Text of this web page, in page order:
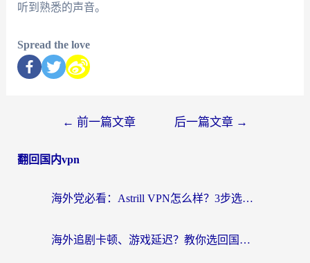
听到熟悉的声音。
Spread the love
← 前一篇文章 后一篇文章 →
翻回国内vpn
海外党必看：Astrill VPN怎么样？3步选对回国加速器实现无缝刷剧玩游戏
海外追剧卡顿、游戏延迟？教你选回国加速器，附免费加速器试用一小时福利